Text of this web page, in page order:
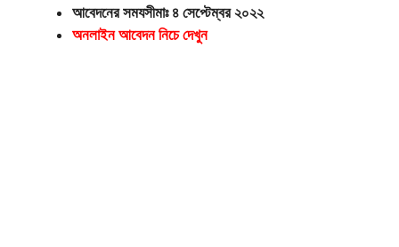
আবেদনের সমযসীমাঃ ৪ সেপ্টেম্বর ২০২২
অনলাইন আবেদন নিচে দেখুন